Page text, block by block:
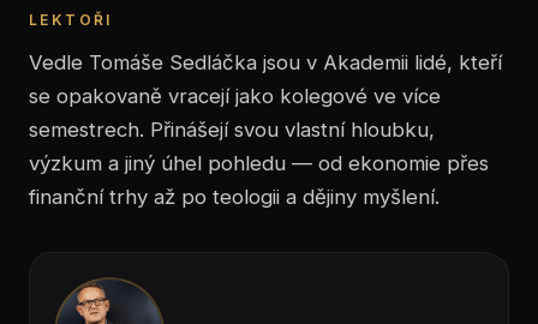
LEKTOŘI
Vedle Tomáše Sedláčka jsou v Akademii lidé, kteří
se opakovaně vracejí jako kolegové ve více
semestrech. Přinášejí svou vlastní hloubku,
výzkum a jiný úhel pohledu — od ekonomie přes
finanční trhy až po teologii a dějiny myšlení.